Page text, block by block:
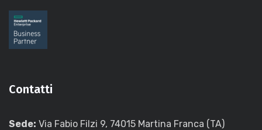
Contatti
Sede: Via Fabio Filzi 9, 74015 Martina Franca (TA)